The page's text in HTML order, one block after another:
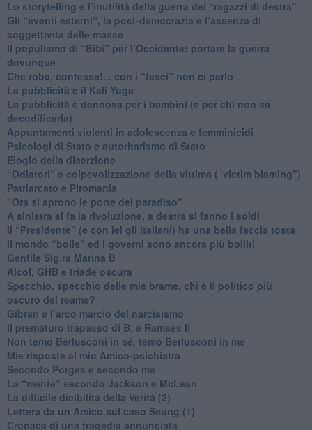
​Lo storytelling e l’inutilità della guerra dei “ragazzi di destra”
​Gli “eventi esterni”, la post-democrazia e l’assenza di
soggettività delle masse
​Il populismo di “Bibi” per l’Occidente: portare la guerra
dovunque
​Che roba, contessa!... con i “fasci” non ci parlo
La pubblicità e il Kali Yuga
​La pubblicità è dannosa per i bambini (e per chi non sa
decodificarla)
​Appuntamenti violenti in adolescenza e femminicidi
​Psicologi di Stato e autoritarismo di Stato
Elogio della diserzione
“Odiatori” e colpevolizzazione della vittima (“victim blaming”)
​Patriarcato e Piromania
"Ora si aprono le porte del paradiso"
​A sinistra si fa la rivoluzione, a destra si fanno i soldi
​Il “Presidente” (e con lei gli italiani) ha una bella faccia tosta
​Il mondo “bolle” ed i governi sono ancora più bolliti
​Gentile Sig.ra Marina B
​Alcol, GHB e triade oscura
​Specchio, specchio delle mie brame, chi è il politico più
oscuro del reame?
​Gibran e l’arco marcio del narcisismo
​Il prematuro trapasso di B. e Ramses II
​Non temo Berlusconi in sé, temo Berlusconi in me
​Mie risposte al mio Amico-psichiatra
​Secondo Porges e secondo me
​La “mente” secondo Jackson e McLean
La difficile dicibilità della Verità (2)
​Lettera da un Amico sul caso Seung (1)
​Cronaca di una tragedia annunciata